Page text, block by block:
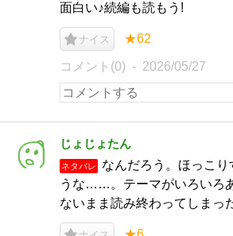
面白い♪続編も読もう!
ナイス ★62
コメント(0) 2026/05/27
じょじょたん
ネタバレ
なんだろう。ほっこり
うな……。テーマがいろいろ
ないまま読み終わってしまっ